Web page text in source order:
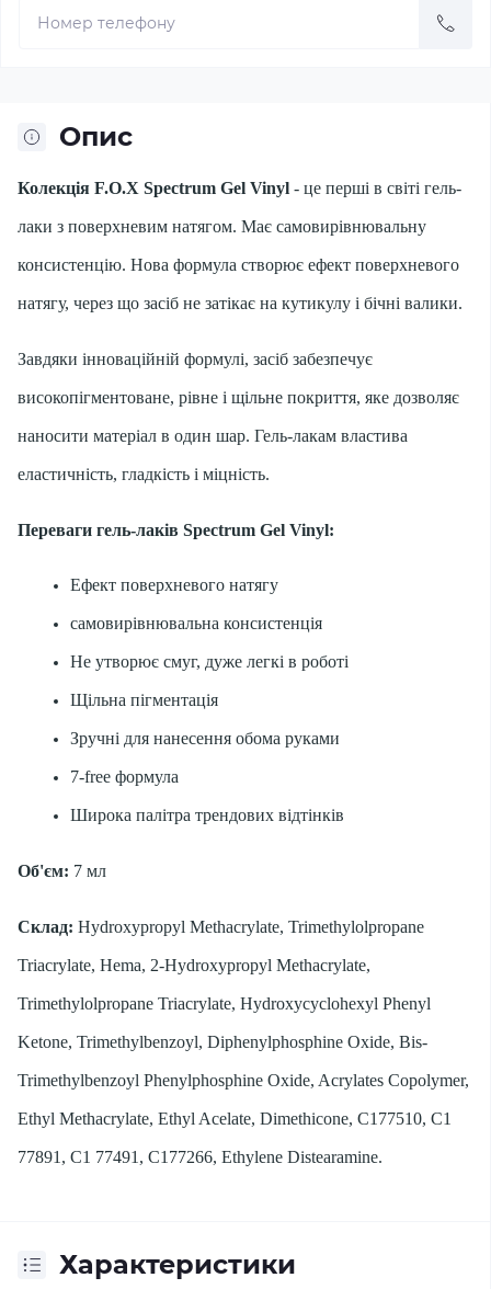
Опис
Колекція F.O.X Spectrum Gel Vinyl - це перші в світі гель-
лаки з поверхневим натягом. Має самовирівнювальну
консистенцію. Нова формула створює ефект поверхневого
натягу, через що засіб не затікає на кутикулу і бічні валики.
Завдяки інноваційній формулі, засіб забезпечує
високопігментоване, рівне і щільне покриття, яке дозволяє
наносити матеріал в один шар. Гель-лакам властива
еластичність, гладкість і міцність.
Переваги гель-лаків Spectrum Gel Vinyl:
Ефект поверхневого натягу
самовирівнювальна консистенція
Не утворює смуг, дуже легкі в роботі
Щільна пігментація
Зручні для нанесення обома руками
7-free формула
Широка палітра трендових відтінків
Об'єм: 7 мл
Склад: Hydroxypropyl Methacrylate, Trimethylolpropane
Triacrylate, Hema, 2-Hydroxypropyl Methacrylate,
Trimethylolpropane Triacrylate, Hydroxycyclohexyl Phenyl
Ketone, Trimethylbenzoyl, Diphenylphosphine Oxide, Bis-
Trimethylbenzoyl Phenylphosphine Oxide, Acrylates Copolymer,
Ethyl Methacrylate, Ethyl Acelate, Dimethicone, C177510, C1
77891, C1 77491, C177266, Ethylene Distearamine.
Характеристики